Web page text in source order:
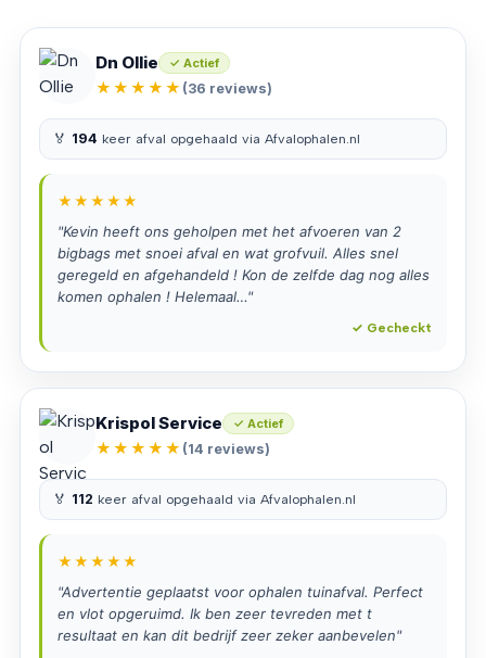
Dn Ollie ✓ Actief
★★★★★ (36 reviews)
🏅 194 keer afval opgehaald via Afvalophalen.nl
★★★★★
"Kevin heeft ons geholpen met het afvoeren van 2
bigbags met snoei afval en wat grofvuil. Alles snel
geregeld en afgehandeld ! Kon de zelfde dag nog alles
komen ophalen ! Helemaal…"
✓ Gecheckt
Krispol Service ✓ Actief
★★★★★ (14 reviews)
🏅 112 keer afval opgehaald via Afvalophalen.nl
★★★★★
"Advertentie geplaatst voor ophalen tuinafval. Perfect
en vlot opgeruimd. Ik ben zeer tevreden met t
resultaat en kan dit bedrijf zeer zeker aanbevelen"